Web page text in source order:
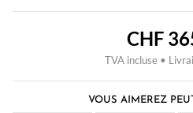
CHF
TVA incluse •
VOUS AIMEREZ